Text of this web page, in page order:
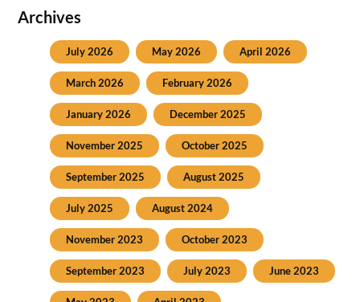
Archives
July 2026 May 2026 April 2026
March 2026 February 2026
January 2026 December 2025
November 2025 October 2025
September 2025 August 2025
July 2025 August 2024
November 2023 October 2023
September 2023 July 2023 June 2023